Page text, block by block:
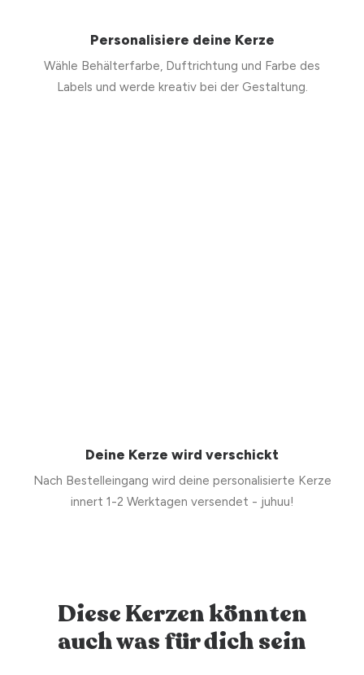
Personalisiere deine Kerze
Wähle Behälterfarbe, Duftrichtung und Farbe des
Labels und werde kreativ bei der Gestaltung.
Deine Kerze wird verschickt
Nach Bestelleingang wird deine personalisierte Kerze
innert 1-2 Werktagen versendet - juhuu!
Diese Kerzen könnten
auch was für dich sein